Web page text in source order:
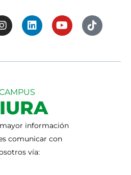
mayor información
comunicar con
vía: